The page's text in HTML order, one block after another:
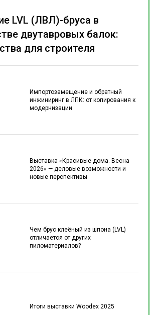
Импортозамещение и обратный
инжиниринг в ЛПК: от копирования к
модернизации
Выставка «Красивые дома. Весна
2026» — деловые возможности и
новые перспективы
Чем брус клеёный из шпона (LVL)
отличается от других
пиломатериалов?
Итоги выставки Woodex 2025
LVL (ЛВЛ)-бруса в
двутавровых балок:
для строителя